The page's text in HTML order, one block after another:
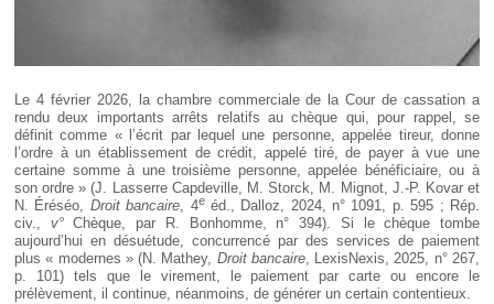
Le 4 février 2026, la chambre commerciale de la Cour de cassation a
rendu deux importants arrêts relatifs au chèque qui, pour rappel, se
définit comme « l’écrit par lequel une personne, appelée tireur, donne
l’ordre à un établissement de crédit, appelé tiré, de payer à vue une
certaine somme à une troisième personne, appelée bénéficiaire, ou à
son ordre » (J. Lasserre Capdeville, M. Storck, M. Mignot, J.-P. Kovar et
N. Éréséo, Droit bancaire, 4eéd., Dalloz, 2024, n° 1091, p. 595 ; Rép.
civ., v°Chèque, par R. Bonhomme, n° 394). Si le chèque tombe
aujourd’hui en désuétude, concurrencé par des services de paiement
plus « modernes » (N. Mathey, Droit bancaire, LexisNexis, 2025, n° 267,
p. 101) tels que le virement, le paiement par carte ou encore le
prélèvement, il continue, néanmoins, de générer un certain contentieux.